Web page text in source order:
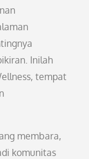
Inilah
tempat
membara,
komunitas